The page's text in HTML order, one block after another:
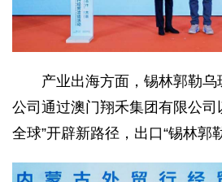
产业出海方面，锡林郭勒
公司通过澳门翔禾集团有限公司
全球”开辟新路径，出口“锡林郭